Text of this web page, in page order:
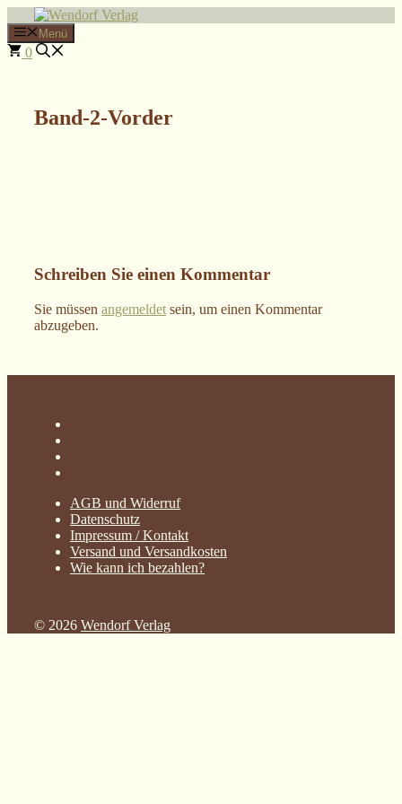
Inhalt
springen
Menü
0
Band-2-Vorder
Schreiben Sie einen Kommentar
Sie müssen angemeldet sein, um einen Kommentar
abzugeben.
AGB und Widerruf
Datenschutz
Impressum / Kontakt
Versand und Versandkosten
Wie kann ich bezahlen?
© 2026 Wendorf Verlag